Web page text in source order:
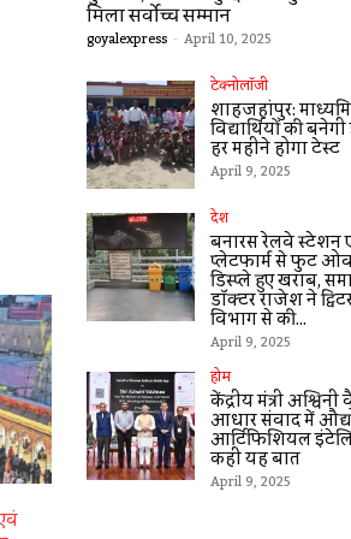
मिला सर्वोच्च सम्मान
goyalexpress - April 10, 2025
टेक्नोलॉजी
शाहजहांपुर:
विद्यार्थियों की
हर महीने होगा टेस्ट
April 9, 2025
देश
बनारस रेलवे स्टेशन
प्लेटफार्म से फुट
डिस्प्ले हुए खराब,
डॉक्टर राजेश ने
विभाग से की...
April 9, 2025
होम
केंद्रीय मंत्री
आधार संवाद में
आर्टिफिशियल
कहीं यह बात
April 9, 2025